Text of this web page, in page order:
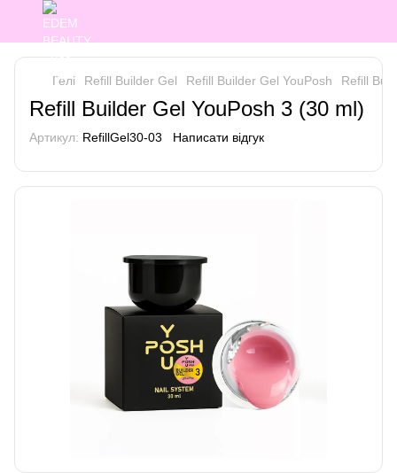
Гелі Refill Builder Gel Refill Builder Gel YouPosh Refill
Refill Builder Gel YouPosh 3 (30 ml)
Артикул: RefillGel30-03 Написати відгук